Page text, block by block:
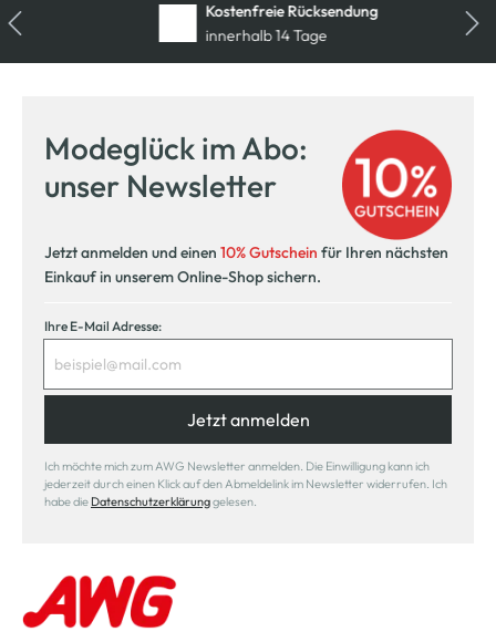
Kostenfreie Rücksendung
innerhalb 14 Tage
Modeglück im Abo:
unser Newsletter
Jetzt anmelden und einen 10% Gutschein für Ihren nächsten
Einkauf in unserem Online-Shop sichern.
Ihre E-Mail Adresse:
Jetzt anmelden
Ich möchte mich zum AWG Newsletter anmelden. Die Einwilligung kann ich
jederzeit durch einen Klick auf den Abmeldelink im Newsletter widerrufen. Ich
habe die Datenschutzerklärunggelesen.